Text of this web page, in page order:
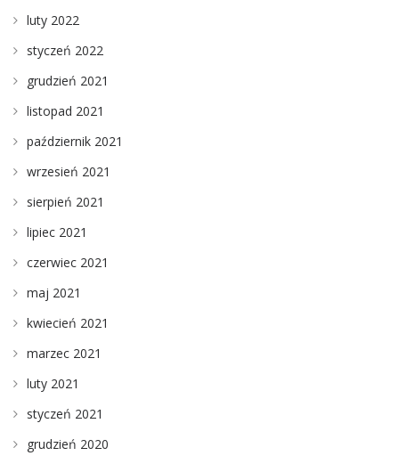
luty 2022
styczeń 2022
grudzień 2021
listopad 2021
październik 2021
wrzesień 2021
sierpień 2021
lipiec 2021
czerwiec 2021
maj 2021
kwiecień 2021
marzec 2021
luty 2021
styczeń 2021
grudzień 2020